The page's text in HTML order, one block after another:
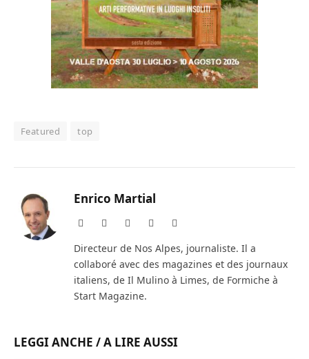
Featured top
Enrico Martial
Website Facebook Instagram
Directeur de Nos Alpes, journaliste. Il a
collaboré avec des magazines et des journaux
italiens, de Il Mulino à Limes, de Formiche à
Start Magazine.
LEGGI ANCHE / A LIRE AUSSI